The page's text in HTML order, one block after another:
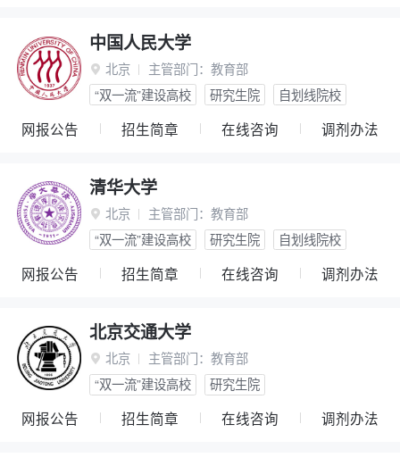
中国人民大学
 北京 主管部门： 教育部
“双一流”建设高校
研究生院 自划线院校
网报公告 招生简章 在线咨询 调剂办法
清华大学
 北京 主管部门： 教育部
“双一流”建设高校
研究生院 自划线院校
网报公告 招生简章 在线咨询 调剂办法
北京交通大学
 北京 主管部门： 教育部
“双一流”建设高校
研究生院
网报公告 招生简章 在线咨询 调剂办法